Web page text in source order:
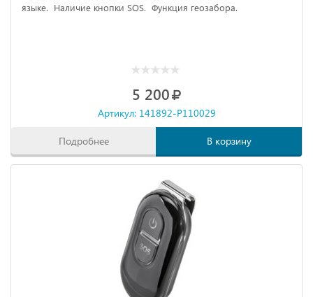
языке. Наличие кнопки SOS. Функция геозабора.
5 200
Артикул: 141892-P110029
Подробнее В корзину